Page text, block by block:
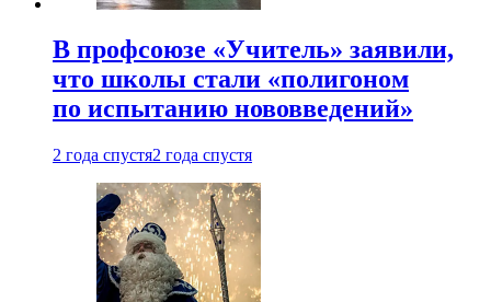
В профсоюзе «Учитель» заявили,
что школы стали «полигоном
по испытанию нововведений»
2 года спустя2 года спустя